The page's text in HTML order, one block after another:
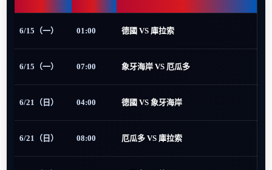
6/15（一） 01:00 德國 VS 庫拉索
6/15（一） 07:00 象牙海岸 VS 厄瓜多
6/21（日） 04:00 德國 VS 象牙海岸
6/21（日） 08:00 厄瓜多 VS 庫拉索